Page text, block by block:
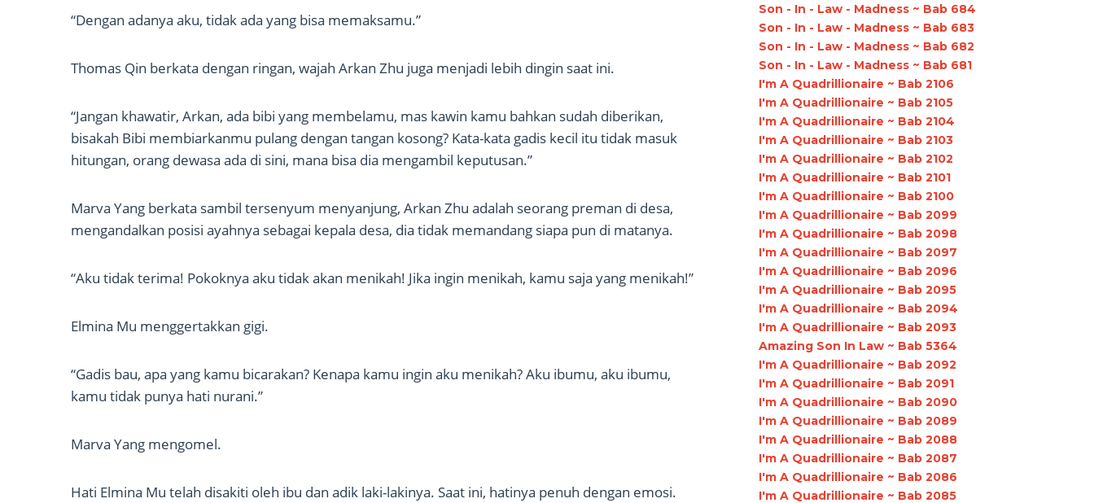
“Dengan adanya aku, tidak ada yang bisa memaksamu.”
Thomas Qin berkata dengan ringan, wajah Arkan Zhu juga menjadi lebih dingin saat ini.
“Jangan khawatir, Arkan, ada bibi yang membelamu, mas kawin kamu bahkan sudah diberikan,
bisakah Bibi membiarkanmu pulang dengan tangan kosong? Kata-kata gadis kecil itu tidak masuk
hitungan, orang dewasa ada di sini, mana bisa dia mengambil keputusan.”
Marva Yang berkata sambil tersenyum menyanjung, Arkan Zhu adalah seorang preman di desa,
mengandalkan posisi ayahnya sebagai kepala desa, dia tidak memandang siapa pun di matanya.
“Aku tidak terima! Pokoknya aku tidak akan menikah! Jika ingin menikah, kamu saja yang menikah!”
Elmina Mu menggertakkan gigi.
“Gadis bau, apa yang kamu bicarakan? Kenapa kamu ingin aku menikah? Aku ibumu, aku ibumu,
kamu tidak punya hati nurani.”
Marva Yang mengomel.
Hati Elmina Mu telah disakiti oleh ibu dan adik laki-lakinya. Saat ini, hatinya penuh dengan emosi.
Son - In - Law - Madness ~ Bab 684
Son - In - Law - Madness ~ Bab 683
Son - In - Law - Madness ~ Bab 682
Son - In - Law - Madness ~ Bab 681
I'm A Quadrillionaire ~ Bab 2106
I'm A Quadrillionaire ~ Bab 2105
I'm A Quadrillionaire ~ Bab 2104
I'm A Quadrillionaire ~ Bab 2103
I'm A Quadrillionaire ~ Bab 2102
I'm A Quadrillionaire ~ Bab 2101
I'm A Quadrillionaire ~ Bab 2100
I'm A Quadrillionaire ~ Bab 2099
I'm A Quadrillionaire ~ Bab 2098
I'm A Quadrillionaire ~ Bab 2097
I'm A Quadrillionaire ~ Bab 2096
I'm A Quadrillionaire ~ Bab 2095
I'm A Quadrillionaire ~ Bab 2094
I'm A Quadrillionaire ~ Bab 2093
Amazing Son In Law ~ Bab 5364
I'm A Quadrillionaire ~ Bab 2092
I'm A Quadrillionaire ~ Bab 2091
I'm A Quadrillionaire ~ Bab 2090
I'm A Quadrillionaire ~ Bab 2089
I'm A Quadrillionaire ~ Bab 2088
I'm A Quadrillionaire ~ Bab 2087
I'm A Quadrillionaire ~ Bab 2086
I'm A Quadrillionaire ~ Bab 2085